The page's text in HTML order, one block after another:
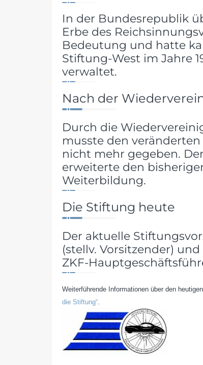
In der Bundesrepublik
Erbe des
Bedeutung und hatte
Stiftung-West im Jahre
verwaltet.
Nach der
Durch die
musste den
nicht mehr gegeben.
erweiterte den
Weiterbildung.
Die Stiftung heute
Der aktuelle
(stellv. Vorsitzender)
ZKF-
Weiterführende Informationen über den
die Stiftung“.